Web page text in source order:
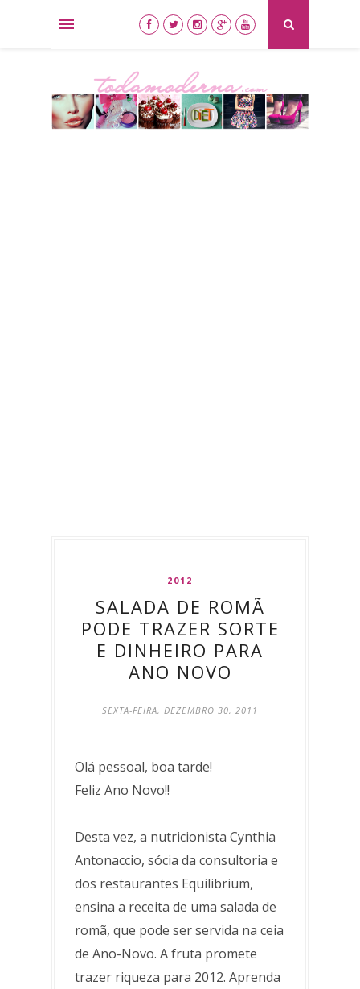
2012
SALADA DE ROMÃ
PODE TRAZER SORTE
E DINHEIRO PARA
ANO NOVO
SEXTA-FEIRA, DEZEMBRO 30, 2011
Olá pessoal, boa tarde!
Feliz Ano Novo!!
Desta vez, a nutricionista Cynthia
Antonaccio, sócia da consultoria e
dos restaurantes Equilibrium,
ensina a receita de uma salada de
romã, que pode ser servida na ceia
de Ano-Novo. A fruta promete
trazer riqueza para 2012. Aprenda